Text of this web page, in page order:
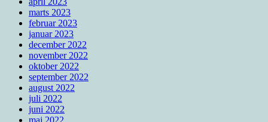
marts 2023
februar 2023
januar 2023
december 2022
november 2022
oktober 2022
september 2022
august 2022
juli 2022
juni 2022
maj 2022